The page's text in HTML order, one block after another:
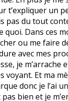
t’expliquer un
pas du tout
quoi. Dans ces
ou me faire
avec mes
je m’arrache
voyant. Et ma
donc je l’ai
pas bien et je